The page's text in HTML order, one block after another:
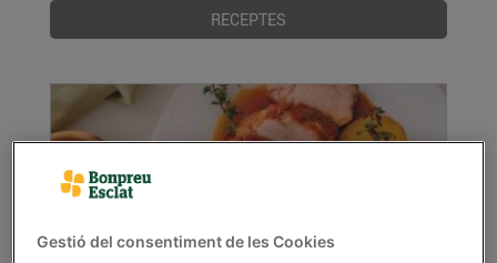
RECEPTES
Gestió del consentiment de les Cookies